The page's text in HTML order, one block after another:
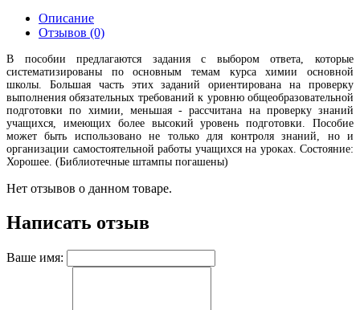
Описание
Отзывов (0)
В пособии предлагаются задания с выбором ответа, которые
систематизированы по основным темам курса химии основной
школы. Большая часть этих заданий ориентирована на проверку
выполнения обязательных требований к уровню общеобразовательной
подготовки по химии, меньшая - рассчитана на проверку знаний
учащихся, имеющих более высокий уровень подготовки. Пособие
может быть использовано не только для контроля знаний, но и
организации самостоятельной работы учащихся на уроках. Состояние:
Хорошее. (Библиотечные штампы погашены)
Нет отзывов о данном товаре.
Написать отзыв
Ваше имя: